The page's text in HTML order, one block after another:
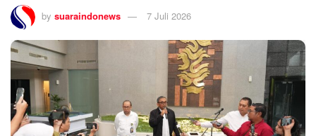
by suaraindonews 7 Juli 2026